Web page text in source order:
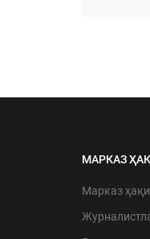
МАРКАЗ
Марказ